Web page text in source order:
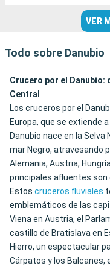
VER
Todo sobre Danubio
Crucero por el Danubio:
Central
Los cruceros por el
Europa, que se extiende
Danubio nace en la Selva
mar Negro, atravesando
Alemania, Austria,
principales afluentes son
Estos cruceros fluviales
emblemáticos de las
Viena en Austria, el
castillo de Bratislava en
Hierro, un espectacular
Cárpatos y los Balcanes,